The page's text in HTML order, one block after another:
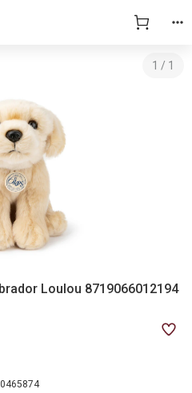
1 / 1
Loulou 8719066012194